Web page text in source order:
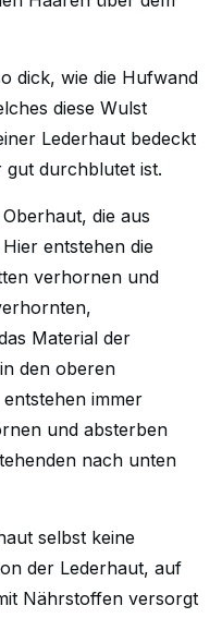
dick, wie die Hufwand
diese Wulst
Lederhaut bedeckt
durchblutet ist.
die aus
entstehen die
verhornen und
Material der
den oberen
immer
und absterben
nach unten
selbst keine
der Lederhaut, auf
Nährstoffen versorgt